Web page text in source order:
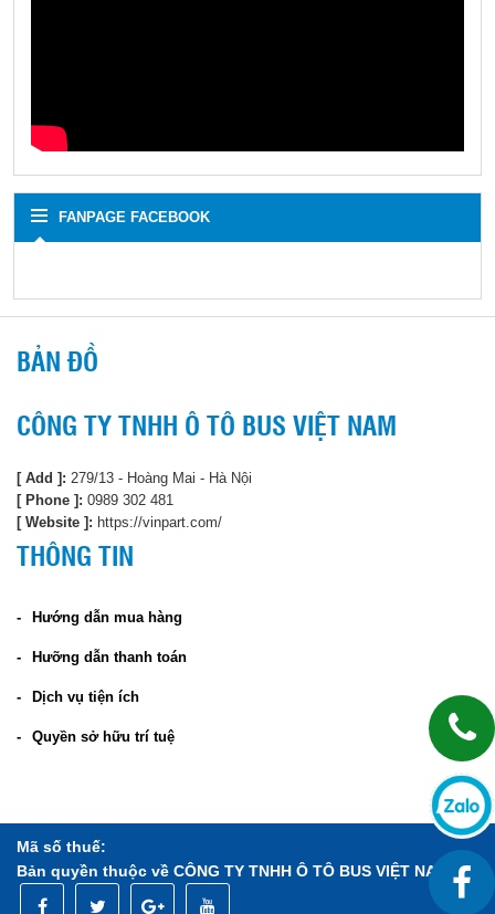
FANPAGE FACEBOOK
BẢN ĐỒ
CÔNG TY TNHH Ô TÔ BUS VIỆT NAM
[ Add ]: 279/13 - Hoàng Mai - Hà Nội
[ Phone ]: 0989 302 481
[ Website ]: https://vinpart.com/
THÔNG TIN
Hướng dẫn mua hàng
Hưỡng dẫn thanh toán
Dịch vụ tiện ích
Quyền sở hữu trí tuệ
Mã số thuế:
Bản quyền thuộc về CÔNG TY TNHH Ô TÔ BUS VIỆT NAM